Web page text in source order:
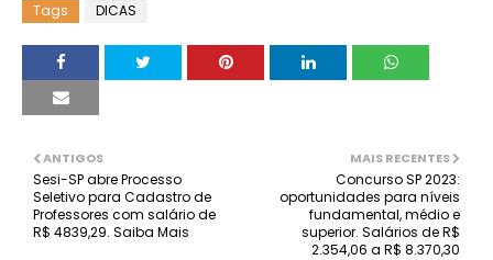
Tags DICAS
MAIS RECENTES
Concurso SP 2023:
oportunidades para níveis
fundamental, médio e
superior. Salários de R$
2.354,06 a R$ 8.370,30
ANTIGOS
Sesi-SP abre Processo
Seletivo para Cadastro de
Professores com salário de
R$ 4839,29. Saiba Mais